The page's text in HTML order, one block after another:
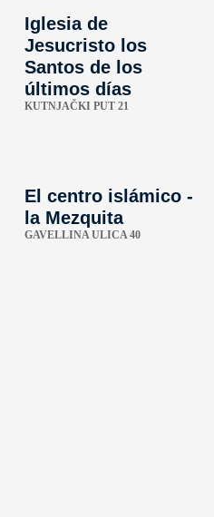
Iglesia de
Jesucristo los
Santos de los
últimos días
KUTNJAČKI PUT 21
El centro islámico -
la Mezquita
GAVELLINA ULICA 40